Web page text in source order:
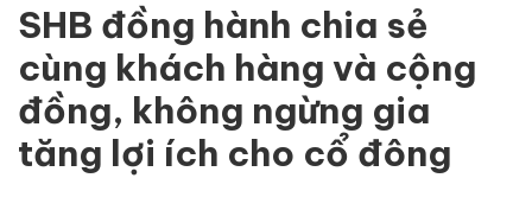
SHB đồng hành chia sẻ
cùng khách hàng và cộng
đồng, không ngừng gia
tăng lợi ích cho cổ đông